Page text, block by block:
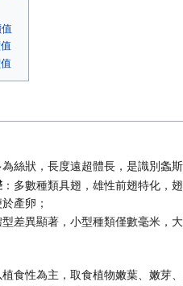
為絲狀，長度遠超體長，是識別螽
：多數種類具翅，雄性前翅特化，
產卵；
差異顯著，小型種類僅數毫米，
食性為主，取食植物嫩葉、嫩芽